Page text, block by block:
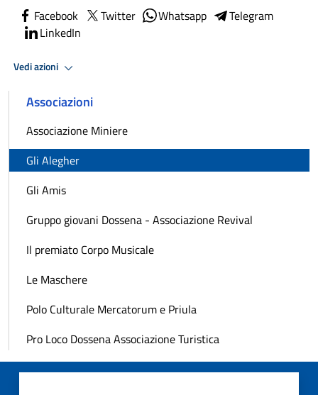
Facebook Twitter Whatsapp
Telegram
LinkedIn
Vedi azioni
Associazioni
Associazione Miniere
Gli Alegher
Gli Amis
Gruppo giovani Dossena - Associazione Revival
Il premiato Corpo Musicale
Le Maschere
Polo Culturale Mercatorum e Priula
Pro Loco Dossena Associazione Turistica